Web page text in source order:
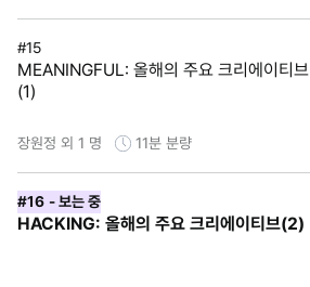
#15
MEANINGFUL: 올해의 주요 크리에이티브
(1)
장원정 외 1 명 11분 분량
#16 - 보는 중
HACKING: 올해의 주요 크리에이티브(2)